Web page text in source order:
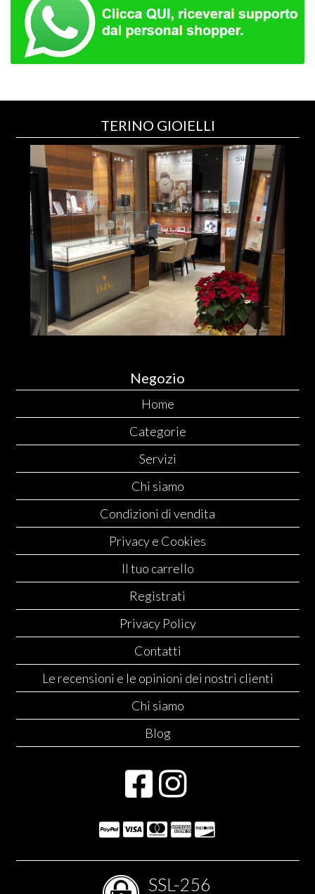
TERINO GIOIELLI
Negozio
Home
Categorie
Servizi
Chi siamo
Condizioni di vendita
Privacy e Cookies
Il tuo carrello
Registrati
Privacy Policy
Contatti
Le recensioni e le opinioni dei nostri clienti
Chi siamo
Blog
SSL-256